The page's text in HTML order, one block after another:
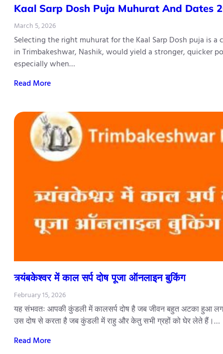
Kaal​‍​‌‍​‍‌​‍​‌‍​‍‌ Sarp Dosh Puja Muhurat And Dates
March 5, 2026
Selecting the right muhurat for the Kaal Sarp Dosh puja is
in Trimbakeshwar, Nashik, would yield a stronger, quicker
especially when…
Read More
त्र्यंबकेश्वर में काल सर्प दोष पूजा ऑनलाइन बुकिंग
February 15, 2026
यह संभवतः आपकी कुंडली में कालसर्प दोष है जब जीवन बहुत अटका हुआ
उस दोष से करता है जब कुंडली में राहु और केतु सभी ग्रहों को घेर लेते हैं।…
Read More